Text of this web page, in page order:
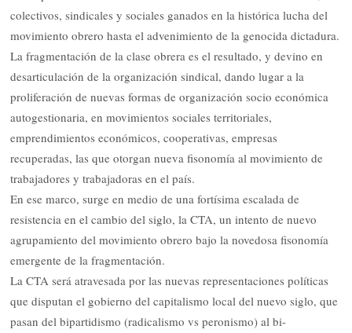
colectivos, sindicales y sociales ganados en la histórica lucha del
movimiento obrero hasta el advenimiento de la genocida dictadura.
La fragmentación de la clase obrera es el resultado, y devino en
desarticulación de la organización sindical, dando lugar a la
proliferación de nuevas formas de organización socio económica
autogestionaria, en movimientos sociales territoriales,
emprendimientos económicos, cooperativas, empresas
recuperadas, las que otorgan nueva fisonomía al movimiento de
trabajadores y trabajadoras en el país.
En ese marco, surge en medio de una fortísima escalada de
resistencia en el cambio del siglo, la CTA, un intento de nuevo
agrupamiento del movimiento obrero bajo la novedosa fisonomía
emergente de la fragmentación.
La CTA será atravesada por las nuevas representaciones políticas
que disputan el gobierno del capitalismo local del nuevo siglo, que
pasan del bipartidismo (radicalismo vs peronismo) al bi-